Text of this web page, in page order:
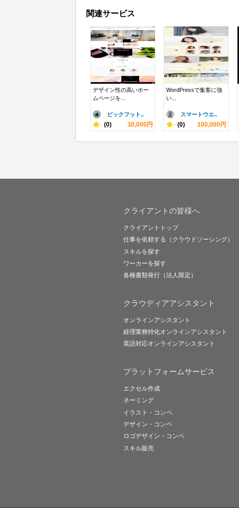
関連サービス
デザイン性の高いホー
ムページを...
ビックフット..
- (0) 30,000円
WordPressで集客に強
い...
スマートウエ..
- (0) 100,000円
クライアントの皆様へ
クライアントトップ
仕事を依頼する（クラウドソーシング）
スキルを探す
ワーカーを探す
各種書類発行（法人限定）
クラウディアアシスタント
オンラインアシスタント
経理業務特化オンラインアシスタント
英語対応オンラインアシスタント
プラットフォームサービス
エクセル作成
ネーミング
イラスト・コンペ
デザイン・コンペ
ロゴデザイン・コンペ
スキル販売